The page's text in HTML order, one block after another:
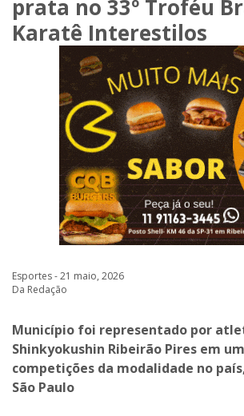
prata no 33º Troféu
Karatê Interestilos
Esportes - 21 maio, 2026
Da Redação
Município foi representado por
Shinkyokushin Ribeirão Pires em
competições da modalidade no
São Paulo